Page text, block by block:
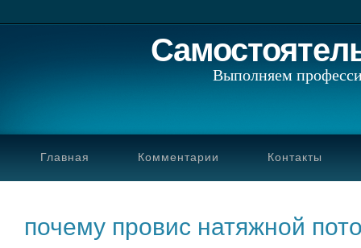
Выполняем
Главная Комментарии Контакты
почему провис натяжной